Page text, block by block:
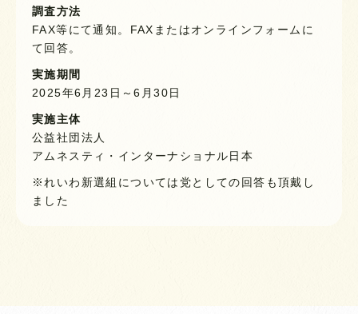
調査方法
FAX等にて通知。FAXまたはオンラインフォームに
て回答。
実施期間
2025年6月23日～6月30日
実施主体
公益社団法人
アムネスティ・インターナショナル日本
※れいわ新選組については党としての回答も頂戴し
ました